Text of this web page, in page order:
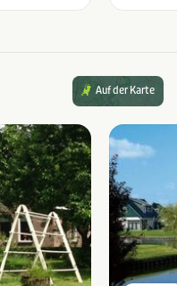
Auf der Karte